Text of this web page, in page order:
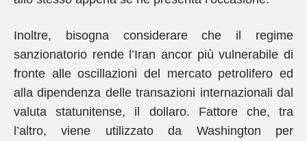
Inoltre, bisogna considerare che il regime
sanzionatorio rende l’Iran ancor più vulnerabile di
fronte alle oscillazioni del mercato petrolifero ed
alla dipendenza delle transazioni internazionali dal
valuta statunitense, il dollaro. Fattore che, tra
l’altro, viene utilizzato da Washington per